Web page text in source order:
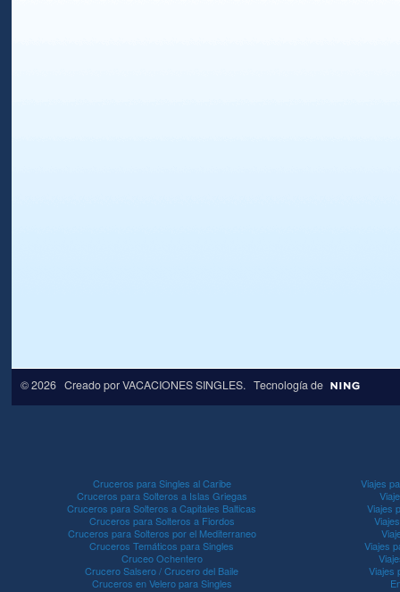
© 2026 Creado porVACACIONES SINGLES. Tecnología de
Cruceros para Singles al Caribe
Cruceros para Solteros a Islas Griegas
Cruceros para Solteros a Capitales Balticas
Cruceros para Solteros a Fiordos
Cruceros para Solteros por el Mediterraneo
Cruceros Temáticos para Singles
Cruceo Ochentero
Crucero Salsero / Crucero del Baile
Cruceros en Velero para Singles
Viajes
Viajes
Viajes
Viajes